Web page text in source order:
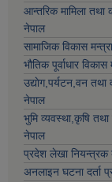
आन्तरिक मामिला तथा
नेपाल
सामाजिक विकास
भौतिक पूर्वाधार विकास
उद्याेग,पर्यटन,वन तथा
नेपाल
भुमि व्यवस्था,कृषि तथा
नेपाल
प्रदेश लेखा नियन्त्रक
अनलाइन घटना दर्ता